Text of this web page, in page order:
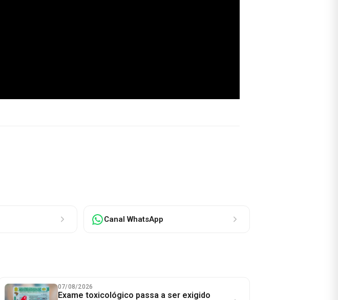
Canal WhatsApp
07/08/2026
Exame toxicológico passa a ser exigido